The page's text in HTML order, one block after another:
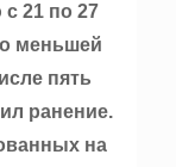
21 по 27
меньшей
пять
ранение.
на